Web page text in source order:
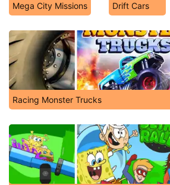
Mega City Missions Drift Cars
Racing Monster Trucks